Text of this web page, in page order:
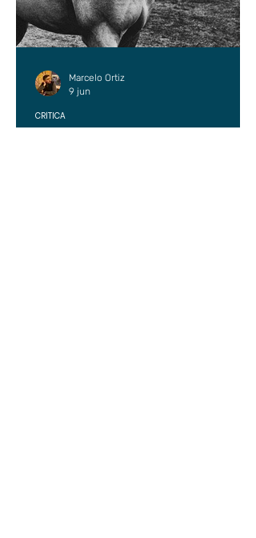
CRÍTICA
Marcelo Ortiz
9 jun